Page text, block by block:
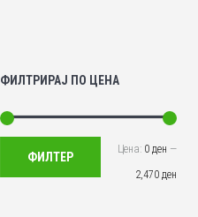
ФИЛТРИРАЈ ПО ЦЕНА
Мин.
Макс.
ФИЛТЕР
Цена: 0 ден —
2,470 ден